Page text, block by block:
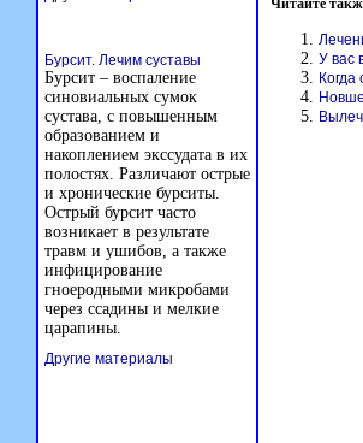
Читайте
У вас
Когда
Бурсит. Лечим суставы
Бурсит – воспаление
синовиальных сумок
сустава, с повышенным
образованием и
накоплением экссудата в их
полостях. Различают острые
и хронические бурситы.
Острый бурсит часто
возникает в результате
травм и ушибов, а также
инфицирование
гноеродными микробами
через ссадины и мелкие
царапины.
Другие материалы